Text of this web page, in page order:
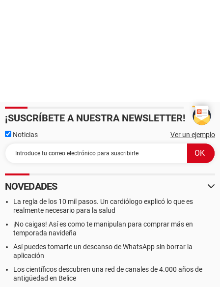
¡SUSCRÍBETE A NUESTRA NEWSLETTER!
Noticias Ver un ejemplo
NOVEDADES
La regla de los 10 mil pasos. Un cardiólogo explicó lo que es
realmente necesario para la salud
¡No caigas! Así es como te manipulan para comprar más en
temporada navideña
Así puedes tomarte un descanso de WhatsApp sin borrar la
aplicación
Los científicos descubren una red de canales de 4.000 años de
antigüedad en Belice